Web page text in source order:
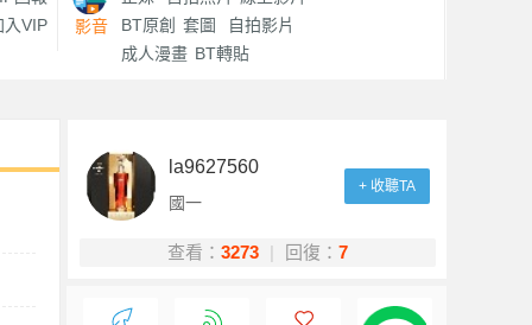
入VIP
影音
BT原創
套圖
自拍影片
成人漫畫 BT轉貼
la9627560
國一
+ 收聽TA
查看： 3273 | 回復： 7